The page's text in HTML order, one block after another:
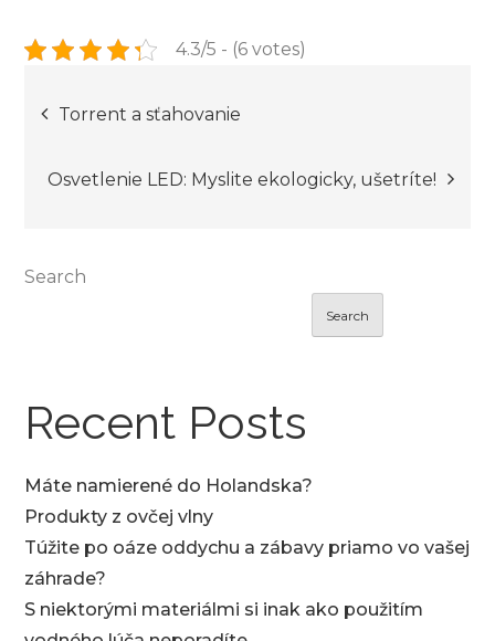
4.3/5 - (6 votes)
Post
navigation
Torrent a sťahovanie
Osvetlenie LED: Myslite ekologicky, ušetríte!
Search
Search
Recent Posts
Máte namierené do Holandska?
Produkty z ovčej vlny
Túžite po oáze oddychu a zábavy priamo vo vašej
záhrade?
S niektorými materiálmi si inak ako použitím